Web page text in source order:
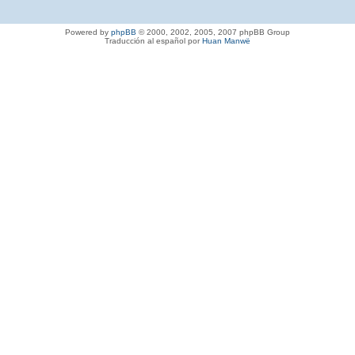
Powered by phpBB © 2000, 2002, 2005, 2007 phpBB Group
Traducción al español porHuan Manwë